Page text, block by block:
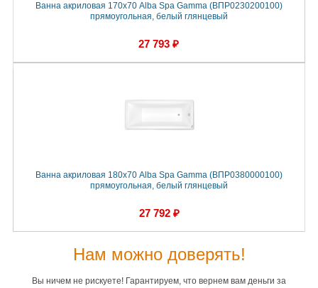
Ванна акриловая 170х70 Alba Spa Gamma (ВПР0230200100)
прямоугольная, белый глянцевый
27 793 ₽
Ванна акриловая 180х70 Alba Spa Gamma (ВПР0380000100)
прямоугольная, белый глянцевый
27 792 ₽
Нам можно доверять!
Вы ничем не рискуете! Гарантируем, что вернем вам деньги за